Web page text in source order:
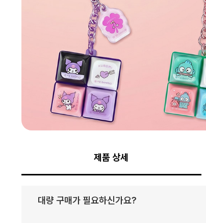
제품 상세
대량 구매가 필요하신가요?